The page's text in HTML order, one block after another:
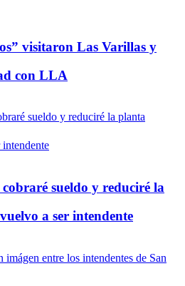
visitaron Las Varillas y
con LLA
sueldo y reduciré la
a ser intendente